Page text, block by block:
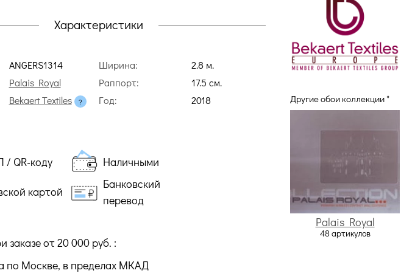
Характеристики
ANGERS1314
Palais Royal
Bekaert Textiles
Ширина:
2.8 м.
Раппорт:
17.5 cм.
Год:
2018
/ QR-коду Наличными
картой
Банковский
перевод
заказе от 20 000 руб. :
по Москве, в пределах МКАД
Другие обои коллекции *
Palais Royal
48 артикулов